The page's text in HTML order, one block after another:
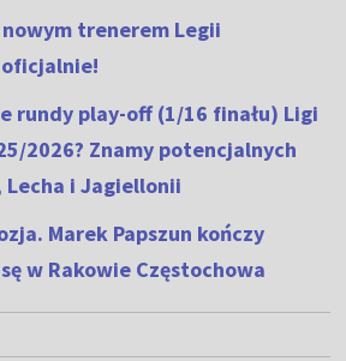
nowym trenerem Legii
oficjalnie!
rundy play-off (1/16 finału) Ligi
2026? Znamy potencjalnych
i Jagiellonii
Marek Papszun kończy
w Rakowie Częstochowa